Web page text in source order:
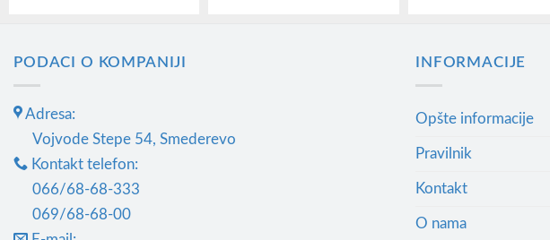
има
више
варијанти.
могу
бити
на
PODACI O KOMPANIJI
Adresa:
Vojvode Stepe 54, Smederevo
Kontakt telefon:
066/68-68-333
069/68-68-00
INFORMACIJE
Opšte informacije
Pravilnik
Kontakt
O nama